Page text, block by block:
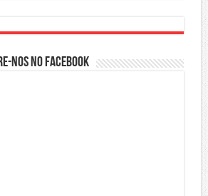
nos no Facebook